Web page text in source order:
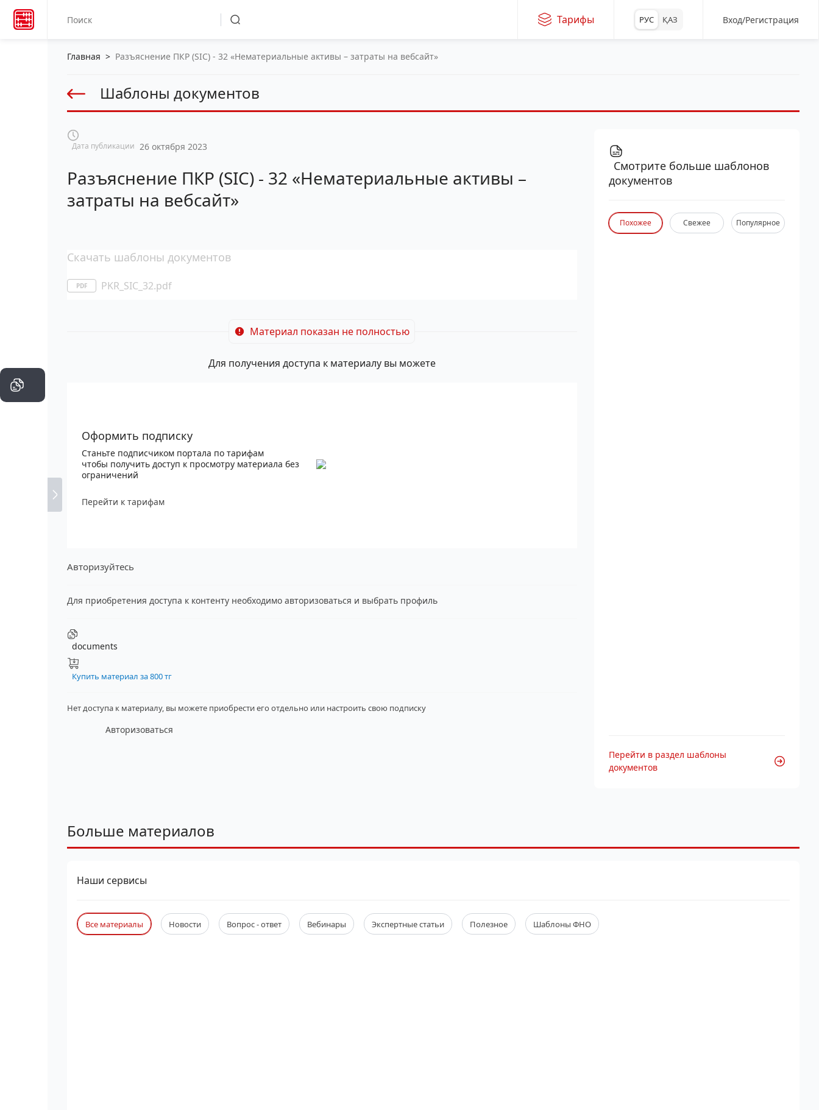
Тарифы РУС ҚАЗ Вход/Регистрация
Главная > Разъяснение ПКР (SIC) - 32 «Нематериальные активы – затраты на вебсайт»
Шаблоны документов
Дата публикации 26 октября 2023
Разъяснение ПКР (SIC) - 32 «Нематериальные активы –
затраты на вебсайт»
Скачать шаблоны документов
PDF PKR_SIC_32.pdf
Материал показан не полностью
Для получения доступа к материалу вы можете
Оформить подписку
Станьте подписчиком портала по тарифам
чтобы получить доступ к просмотру материала без
ограничений
Перейти к тарифам
Авторизуйтесь
Для приобретения доступа к контенту необходимо авторизоваться и выбрать профиль
documents
Купить материал за 800 тг
Нет доступа к материалу, вы можете приобрести его отдельно или настроить свою подписку
Авторизоваться
Смотрите больше шаблонов
документов
Похожее Свежее Популярное
Перейти в раздел шаблоны
документов
Больше материалов
Наши сервисы
Все материалы Новости Вопрос - ответ Вебинары Экспертные статьи Полезное Шаблоны ФНО